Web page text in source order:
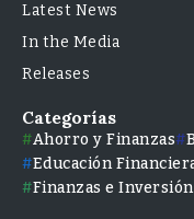
Latest News
In the Media
Releases
Categorías
Ahorro y Finanzas
Educación
Finanzas e Inversión